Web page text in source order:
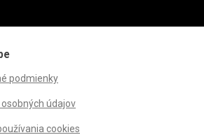
podmienky
údajov
cookies